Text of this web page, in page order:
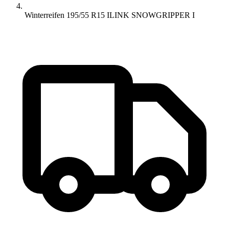
Winterreifen 195/55 R15 ILINK SNOWGRIPPER I